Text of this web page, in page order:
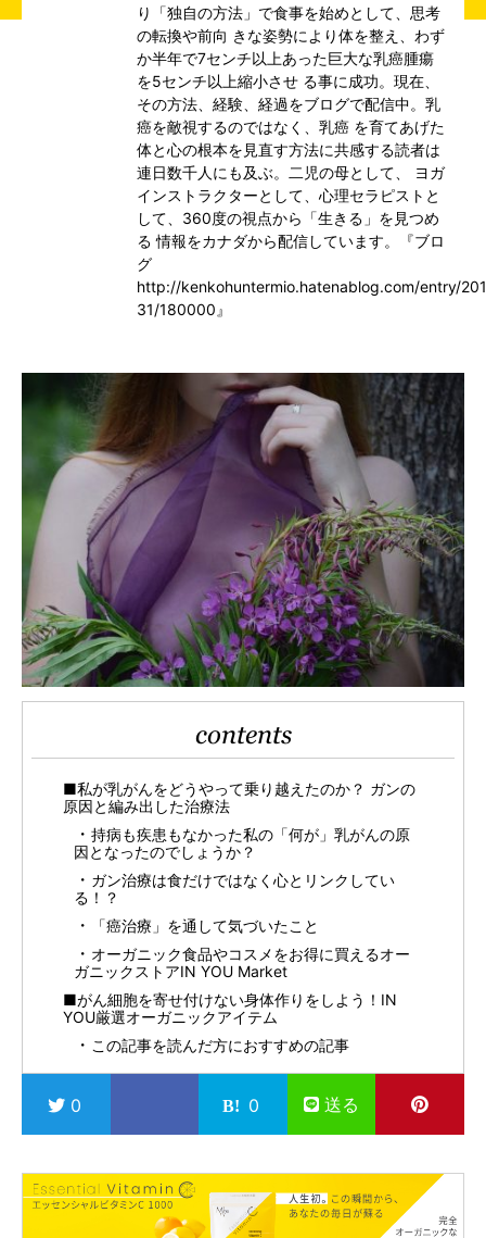
り「独自の方法」で食事を始めとして、思考
の転換や前向 きな姿勢により体を整え、わず
か半年で7センチ以上あった巨大な乳癌腫瘍
を5センチ以上縮小させ る事に成功。現在、
その方法、経験、経過をブログで配信中。乳
癌を敵視するのではなく、乳癌 を育てあげた
体と心の根本を見直す方法に共感する読者は
連日数千人にも及ぶ。二児の母として、 ヨガ
インストラクターとして、心理セラピストと
して、360度の視点から「生きる」を見つめ
る 情報をカナダから配信しています。『ブロ
グ
http://kenkohuntermio.hatenablog.com/entry/
31/180000』
contents
■私が乳がんをどうやって乗り越えたのか？ ガンの
原因と編み出した治療法
持病も疾患もなかった私の「何が」乳がんの原
因となったのでしょうか？
ガン治療は食だけではなく心とリンクしてい
る！？
「癌治療」を通して気づいたこと
オーガニック食品やコスメをお得に買えるオー
ガニックストアIN YOU Market
■がん細胞を寄せ付けない身体作りをしよう！IN
YOU厳選オーガニックアイテム
この記事を読んだ方におすすめの記事
0 0 送る